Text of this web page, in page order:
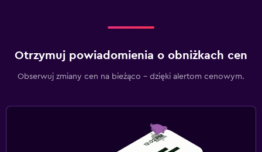
Otrzymuj powiadomienia o obniżkach cen
Obserwuj zmiany cen na bieżąco – dzięki alertom cenowym.